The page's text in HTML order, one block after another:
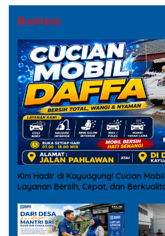
Business
Kini Hadir di Kayuagung! Cucian
Layanan Bersih, Cepat, dan